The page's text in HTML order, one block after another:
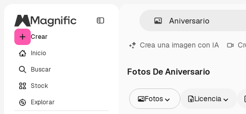
Crear
Inicio
Buscar
Stock
Explorar
Crea una imagen con IA
Fotos De Aniversario
Fotos Licencia